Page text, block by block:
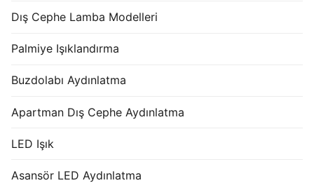
Dış Cephe Lamba Modelleri
Palmiye Işıklandırma
Buzdolabı Aydınlatma
Apartman Dış Cephe Aydınlatma
LED Işık
Asansör LED Aydınlatma